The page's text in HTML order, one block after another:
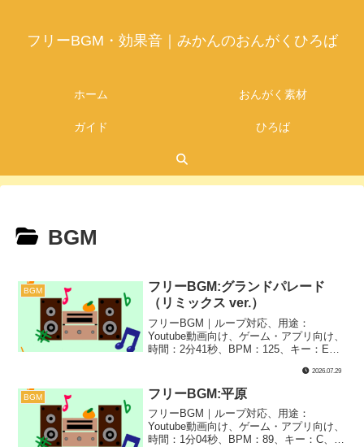
フリーBGM・効果音｜みかんのおんがくひろば
ホーム おんがく素材
ガイド ひろば
BGM
BGM
フリーBGM:グランドパレード
（リミックス ver.）
フリーBGM｜ループ対応、用途：
Youtube動画向け、ゲーム・アプリ向け、
時間：2分41秒、BPM：125、キー：E、
オーケストラ｜オーケストラ風に仕上げ
た、パレード系な一曲『グランドパレー
ド』のリミックスバージョンです！感謝
祭やフェスティバル、フィナーレのシー
ンなどの楽しくて盛り上がる場面にぴっ
たりです！
2026.07.29
BGM フリーBGM:平原
フリーBGM｜ループ対応、用途：
Youtube動画向け、ゲーム・アプリ向け、
時間：1分04秒、BPM：89、キー：C、ジ